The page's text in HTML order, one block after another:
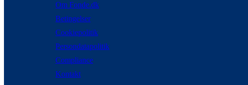
Om Fonde.dk
Betingelser
Cookiepolitik
Persondatapolitik
Compliance
Kontakt